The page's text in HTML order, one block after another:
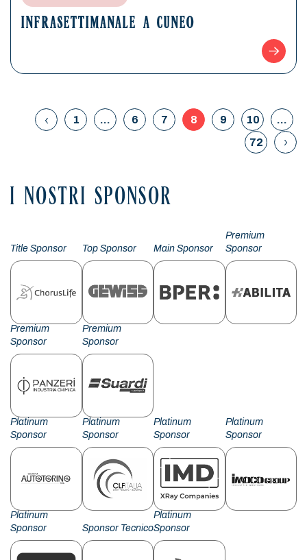
INFRASETTIMANALE A CUNEO
1 … 6 7 8 9 10
…
72
I NOSTRI SPONSOR
Title Sponsor Top Sponsor Main Sponsor
Premium
Sponsor
Premium
Sponsor
Premium
Sponsor
Platinum
Sponsor
Platinum
Sponsor
Platinum
Sponsor
Platinum
Sponsor
Platinum
Sponsor
Sponsor Tecnico
Platinum
Sponsor